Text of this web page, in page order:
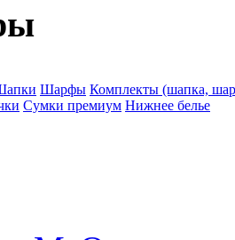
Шарфы Комплекты (шапка,
Сумки премиум Нижнее белье